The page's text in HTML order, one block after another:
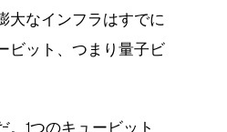
大なインフラはすでに
ビット、つまり量子ビ
1つのキュービット